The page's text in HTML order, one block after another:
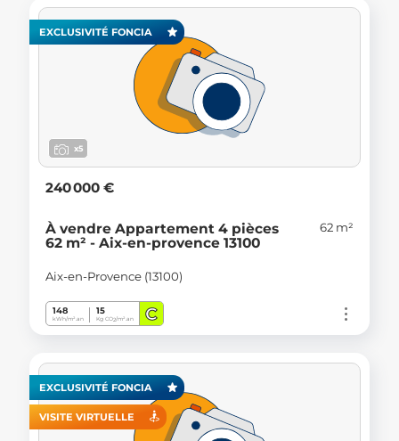
EXCLUSIVITÉ FONCIA
x5
240 000 €
À vendre Appartement 4 pièces
62 m² - Aix-en-provence 13100
62 m²
Aix-en-Provence (13100)
148
kWh/m².an
15
Kg CO2/m².an C
EXCLUSIVITÉ FONCIA
VISITE VIRTUELLE